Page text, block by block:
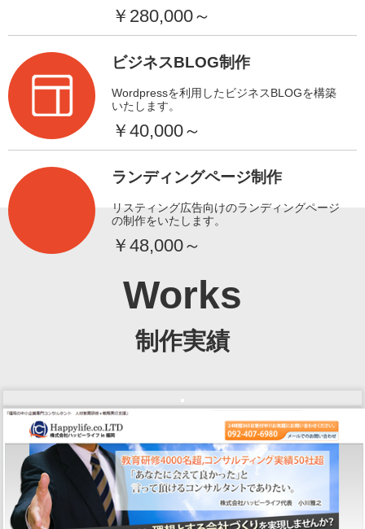
￥280,000～
ビジネスBLOG制作
Wordpressを利用したビジネスBLOGを構築
いたします。
￥40,000～
ランディングページ制作
リスティング広告向けのランディングページ
の制作をいたします。
￥48,000～
Works
制作実績